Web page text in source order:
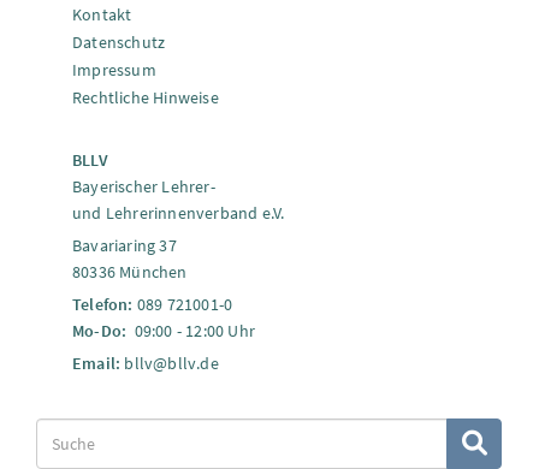
Kontakt
Datenschutz
Impressum
Rechtliche Hinweise
BLLV
Bayerischer Lehrer-
und Lehrerinnenverband e.V.
Bavariaring 37
80336 München
Telefon: 089 721001-0
Mo-Do: 09:00 - 12:00 Uhr
Email: bllv@bllv.de